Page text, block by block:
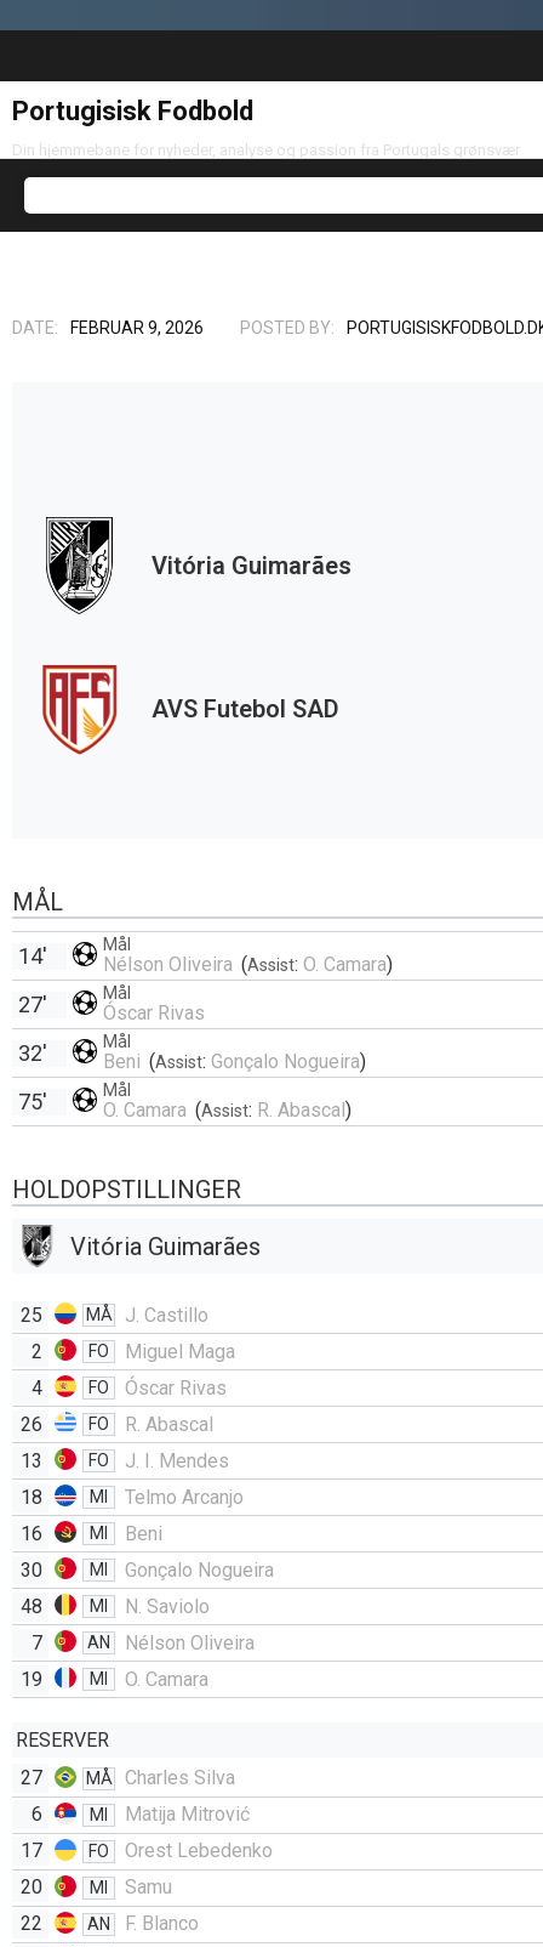
Portugisisk Fodbold
Din hjemmebane for nyheder, analyse og passion fra Portugals grønsvær
DATE: FEBRUAR 9, 2026 POSTED BY:
Vitória Guimarães
AVS Futebol SAD
MÅL
Mål
Nélson Oliveira (Assist: O. Camara)
14'
Mål
Óscar Rivas
27'
Mål
Beni (Assist: Gonçalo Nogueira)
32'
Mål
O. Camara (Assist: R. Abascal)
75'
HOLDOPSTILLINGER
Vitória Guimarães
25 MÅ
J. Castillo
2
FO
Miguel Maga
4
FO
Óscar Rivas
26
FO
R. Abascal
13
FO
J. I. Mendes
18
MI
Telmo Arcanjo
16
MI
Beni
30
MI
Gonçalo Nogueira
48
MI
N. Saviolo
7
AN
Nélson Oliveira
19
MI O. Camara
RESERVER
27
MÅ
Charles Silva
6
MI
Matija Mitrović
17
FO
Orest Lebedenko
20
MI
Samu
22
AN
F. Blanco